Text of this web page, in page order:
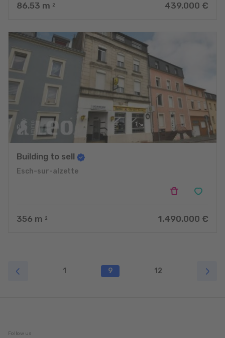
86.53 m 2 439.000 €
Building to sell
Esch-sur-alzette
356 m 2 1.490.000 €
1 9 12
Follow us